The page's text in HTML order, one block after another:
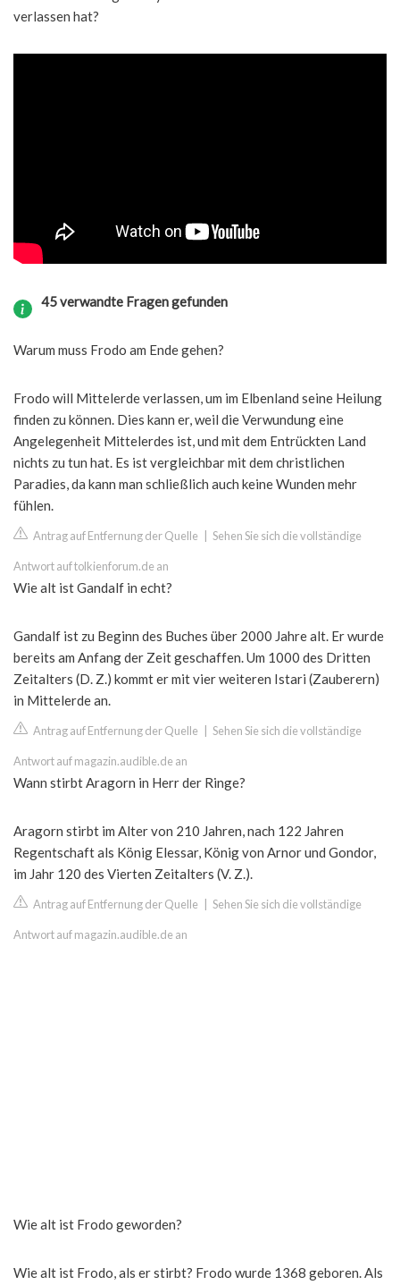
verlassen hat?
45 verwandte Fragen gefunden
Warum muss Frodo am Ende gehen?
Frodo will Mittelerde verlassen, um im Elbenland seine Heilung
finden zu können. Dies kann er, weil die Verwundung eine
Angelegenheit Mittelerdes ist, und mit dem Entrückten Land
nichts zu tun hat. Es ist vergleichbar mit dem christlichen
Paradies, da kann man schließlich auch keine Wunden mehr
fühlen.
Antrag auf Entfernung der Quelle Sehen Sie sich die vollständige
Antwort auf tolkienforum.de an
Wie alt ist Gandalf in echt?
Gandalf ist zu Beginn des Buches über 2000 Jahre alt. Er wurde
bereits am Anfang der Zeit geschaffen. Um 1000 des Dritten
Zeitalters (D. Z.) kommt er mit vier weiteren Istari (Zauberern)
in Mittelerde an.
Antrag auf Entfernung der Quelle Sehen Sie sich die vollständige
Antwort auf magazin.audible.de an
Wann stirbt Aragorn in Herr der Ringe?
Aragorn stirbt im Alter von 210 Jahren, nach 122 Jahren
Regentschaft als König Elessar, König von Arnor und Gondor,
im Jahr 120 des Vierten Zeitalters (V. Z.).
Antrag auf Entfernung der Quelle Sehen Sie sich die vollständige
Antwort auf magazin.audible.de an
Wie alt ist Frodo geworden?
Wie alt ist Frodo, als er stirbt? Frodo wurde 1368 geboren. Als